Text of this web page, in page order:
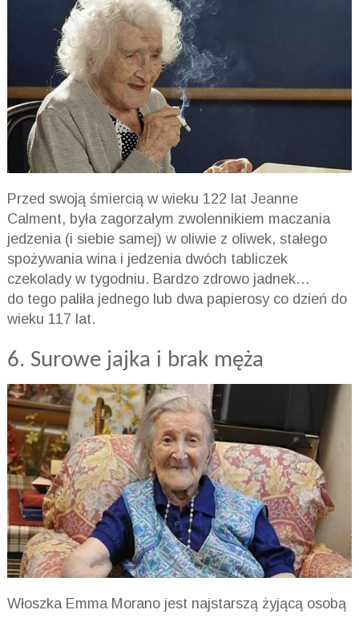
Przed swoją śmiercią w wieku 122 lat Jeanne
Calment, była zagorzałym zwolennikiem maczania
jedzenia (i siebie samej) w oliwie z oliwek, stałego
spożywania wina i jedzenia dwóch tabliczek
czekolady w tygodniu. Bardzo zdrowo jadnek…
do tego paliła jednego lub dwa papierosy co dzień do
wieku 117 lat.
6. Surowe jajka i brak męża
Włoszka Emma Morano jest najstarszą żyjącą osobą